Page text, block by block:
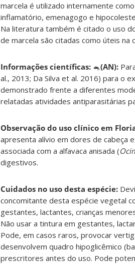
marcela é utilizado internamente
inflamatório, emenagogo e
Na literatura também é citado o uso
de marcela são citadas como úteis na
Informações científicas: 🐁(AN):
al., 2013; Da Silva et al. 2016) para o
demonstrado frente a diferentes
relatadas atividades antiparasitárias
Observação do uso clínico em
apresenta alívio em dores de cabeça
associada com a alfavaca anisada (
digestivos.
Cuidados no uso desta espécie:
concomitante desta espécie vegetal
gestantes, lactantes, crianças
Não usar a tintura em gestantes,
Pode, em casos raros, provocar
desenvolvem quadro hipoglicêmico
prescritores antes do uso. Pode